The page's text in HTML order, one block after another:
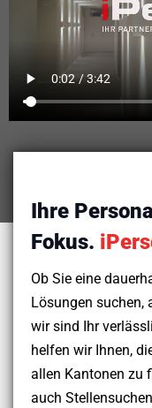
Ihre
Fokus.
Ob Sie eine
Lösungen suchen,
wir sind Ihr
helfen wir Ihnen,
allen Kantonen zu
auch